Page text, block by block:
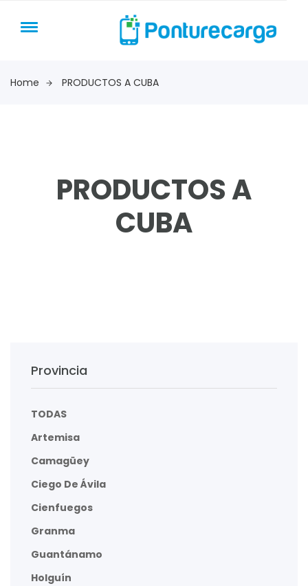
Home PRODUCTOS A CUBA
PRODUCTOS A
CUBA
Provincia
TODAS
Artemisa
Camagüey
Ciego De Ávila
Cienfuegos
Granma
Guantánamo
Holguín